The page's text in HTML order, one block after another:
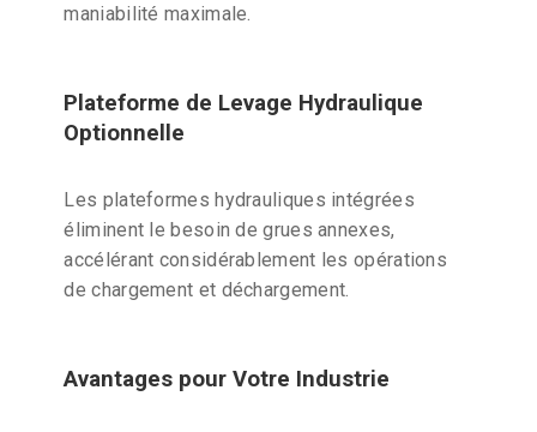
maniabilité maximale.
Plateforme de Levage Hydraulique
Optionnelle
Les plateformes hydrauliques intégrées
éliminent le besoin de grues annexes,
accélérant considérablement les opérations
de chargement et déchargement.
Avantages pour Votre Industrie